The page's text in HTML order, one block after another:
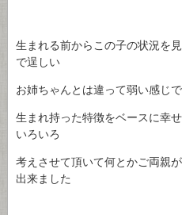
生まれる前からこの子の状況を
で逞しい
お姉ちゃんとは違って弱い感じ
生まれ持った特徴をベースに幸
いろいろ
考えさせて頂いて何とかご両親
出来ました